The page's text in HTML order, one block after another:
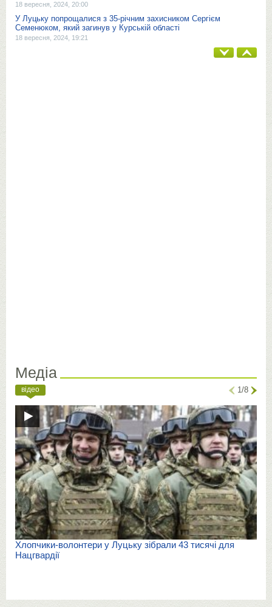
18 вересня, 2024, 20:00
У Луцьку попрощалися з 35-річним захисником Сергієм
Семенюком, який загинув у Курській області
18 вересня, 2024, 19:21
Медіа
відео 1/8
Хлопчики-волонтери у Луцьку зібрали 43 тисячі для
Нацгвардії